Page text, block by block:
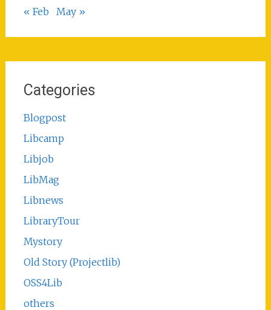
« Feb May »
Categories
Blogpost
Libcamp
Libjob
LibMag
Libnews
LibraryTour
Mystory
Old Story (Projectlib)
OSS4Lib
others